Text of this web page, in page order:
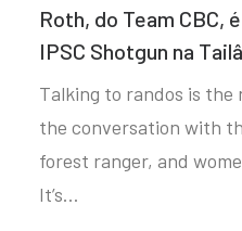
Roth, do Team CBC,
IPSC Shotgun na
Talking to randos is the
the conversation with
forest ranger, and
It’s…